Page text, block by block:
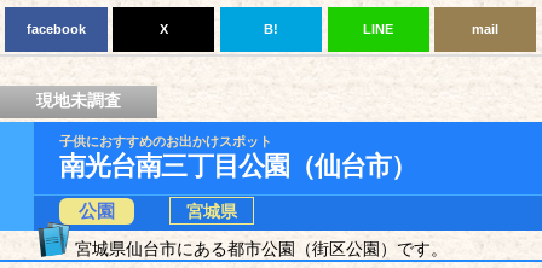
facebook X B! LINE mail
現地未調査
子供におすすめのお出かけスポット
南光台南三丁目公園（仙台市）
公園
宮城県
宮城県仙台市にある都市公園（街区公園）です。